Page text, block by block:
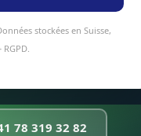
et
intervention sous
78 319 32 82
stockées en Suisse,